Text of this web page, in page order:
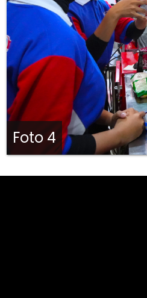
Foto 4